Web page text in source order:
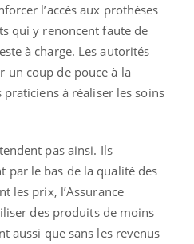
l’accès aux prothèses
qui y renoncent faute de
à charge. Les autorités
un coup de pouce à la
à réaliser les soins
pas ainsi. Ils
par le bas de la qualité des
les prix, l’Assurance
des produits de moins
aussi que sans les revenus